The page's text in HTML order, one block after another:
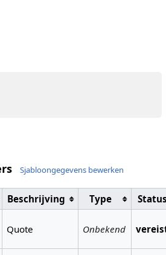
Sjabloongegevens bewerken
Beschrijving Type
Quote Onbekend